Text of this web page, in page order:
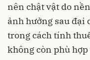
nên chật vật do
ảnh hưởng sau đại
trong cách tính
không còn phù